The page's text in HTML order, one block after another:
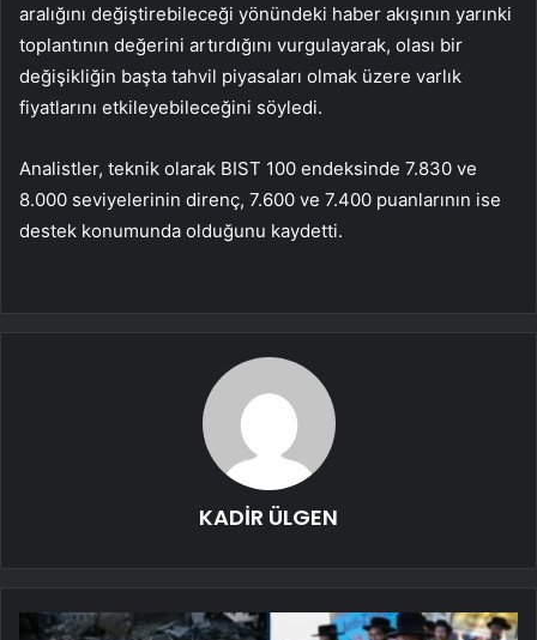
aralığını değiştirebileceği yönündeki haber akışının yarınki
toplantının değerini artırdığını vurgulayarak, olası bir
değişikliğin başta tahvil piyasaları olmak üzere varlık
fiyatlarını etkileyebileceğini söyledi.
Analistler, teknik olarak BIST 100 endeksinde 7.830 ve
8.000 seviyelerinin direnç, 7.600 ve 7.400 puanlarının ise
destek konumunda olduğunu kaydetti.
KADİR ÜLGEN